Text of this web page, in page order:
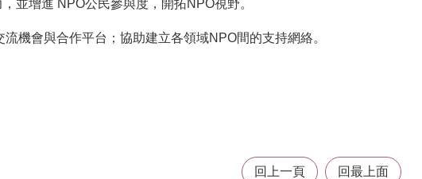
並增進 NPO公民參與度，開拓NPO視野。
機會與合作平台；協助建立各領域NPO間的支持網絡。
回上一頁 回最上面